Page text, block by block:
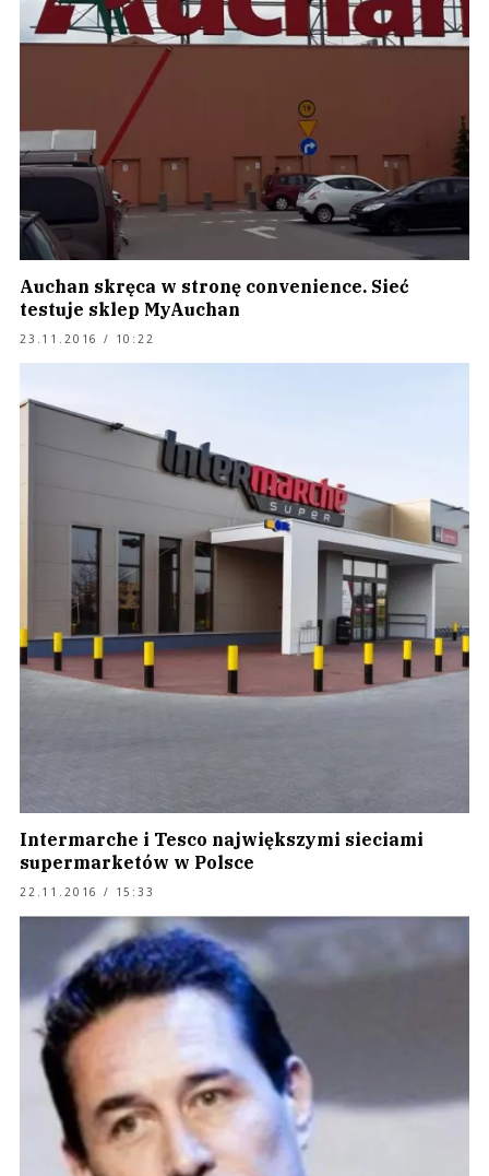
Auchan skręca w stronę convenience. Sieć
testuje sklep MyAuchan
23.11.2016 / 10:22
Intermarche i Tesco największymi sieciami
supermarketów w Polsce
22.11.2016 / 15:33